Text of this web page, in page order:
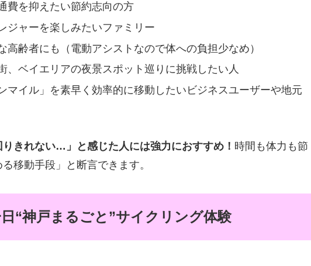
費を抑えたい節約志向の方
ジャーを楽しみたいファミリー
高齢者にも（電動アシストなので体への負担少なめ）
、ベイエリアの夜景スポット巡りに挑戦したい人
マイル」を素早く効率的に移動したいビジネスユーザーや地元
きれない…」と感じた人には強力におすすめ！ 時間も体力も節
移動手段」と断言できます。
“神戸まるごと”サイクリング体験